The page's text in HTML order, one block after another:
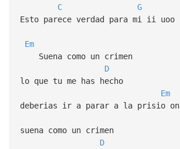
C
G
Esto parece verdad para mi ii uoo
Em
Suena como un crimen
D
lo que tu me has hecho
Em
deberias ir a parar a la prisio on
suena como un crimen
D